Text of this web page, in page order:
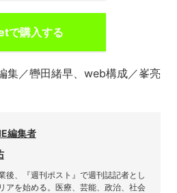
で購入する
集／轡田緒早、web構成／峯亮
編集者
後、『週刊ポスト』で週刊誌記者とし
アを始める。医療、芸能、政治、社会